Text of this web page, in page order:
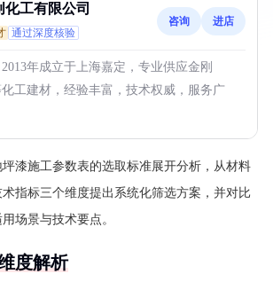
化工有限公司
通过深度核验
咨询 进店
年成立于上海嘉定，专业供应金刚
工建材，经验丰富，技术权威，服务广
漆施工参数表的选取标准展开分析，从材料
指标三个维度提出系统化筛选方案，并对比
场景与技术要点。
度解析